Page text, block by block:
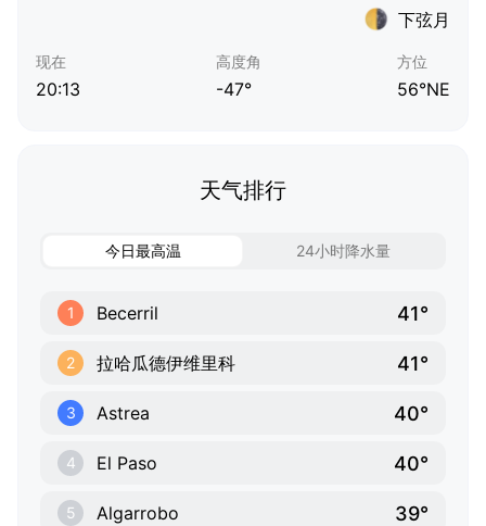
下弦月
现在
20:13
高度角
-47°
方位
56°NE
天气排行
今日最高温 24小时降水量
1 Becerril 41°
2 拉哈瓜德伊维里科 41°
3 Astrea 40°
4 El Paso 40°
5 Algarrobo 39°